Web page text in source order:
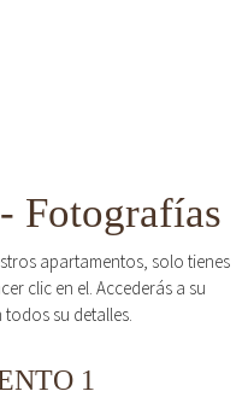
Fotografías
apartamentos, solo tienes
clic en el. Accederás a su
su detalles.
1